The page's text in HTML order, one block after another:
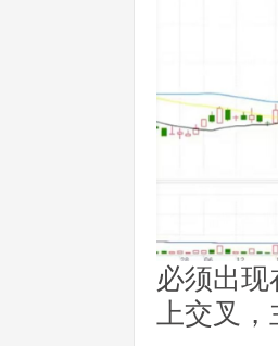
必须出
上交叉